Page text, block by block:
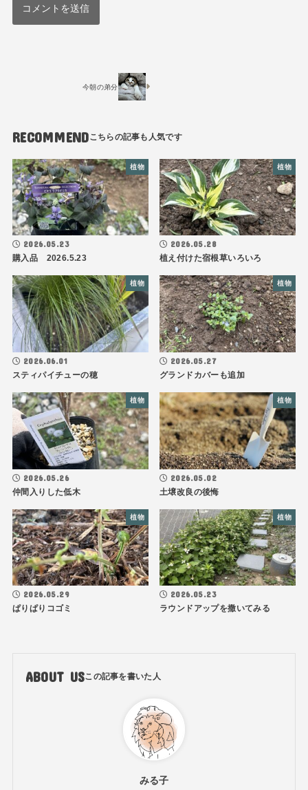
今朝の弟分
RECOMMEND
植物
2026.05.23
購入品 2026.5.23
植物
2026.05.28
植え付けた宿根草いろいろ
植物
2026.06.01
スティパイチューの穂
植物
2026.05.27
グランドカバーも追加
植物
2026.05.26
仲間入りした低木
植物
2026.05.02
土壌改良の後悔
植物
2026.05.29
ぱりぱりコゴミ
植物
2026.05.23
ラウンドアップを撒いてみる
ABOUT US
みる子